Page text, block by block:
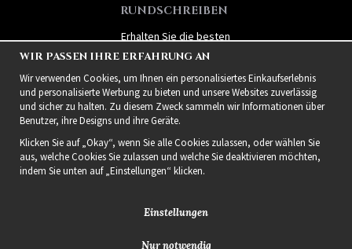
RUNDSCHREIBEN
Erhalten Sie die besten
Angebote und spannende
neue Produkte!
WIR PASSEN IHRE ERFAHRUNG AN
Wir verwenden Cookies, um Ihnen ein personalisiertes Einkaufserlebnis
und personalisierte Werbung zu bieten und unsere Websites zuverlässig
und sicher zu halten. Zu diesem Zweck sammeln wir Informationen über
Benutzer, ihre Designs und ihre Geräte.
Klicken Sie auf „Okay“, wenn Sie alle Cookies zulassen, oder wählen Sie
aus, welche Cookies Sie zulassen und welche Sie deaktivieren möchten,
indem Sie unten auf „Einstellungen“ klicken.
Einstellungen
Nur notwendig